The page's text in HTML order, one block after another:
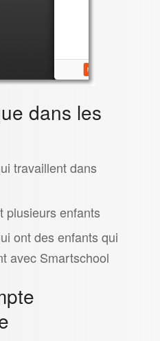
dans les
travaillent dans
plusieurs enfants
ont des enfants qui
avec Smartschool